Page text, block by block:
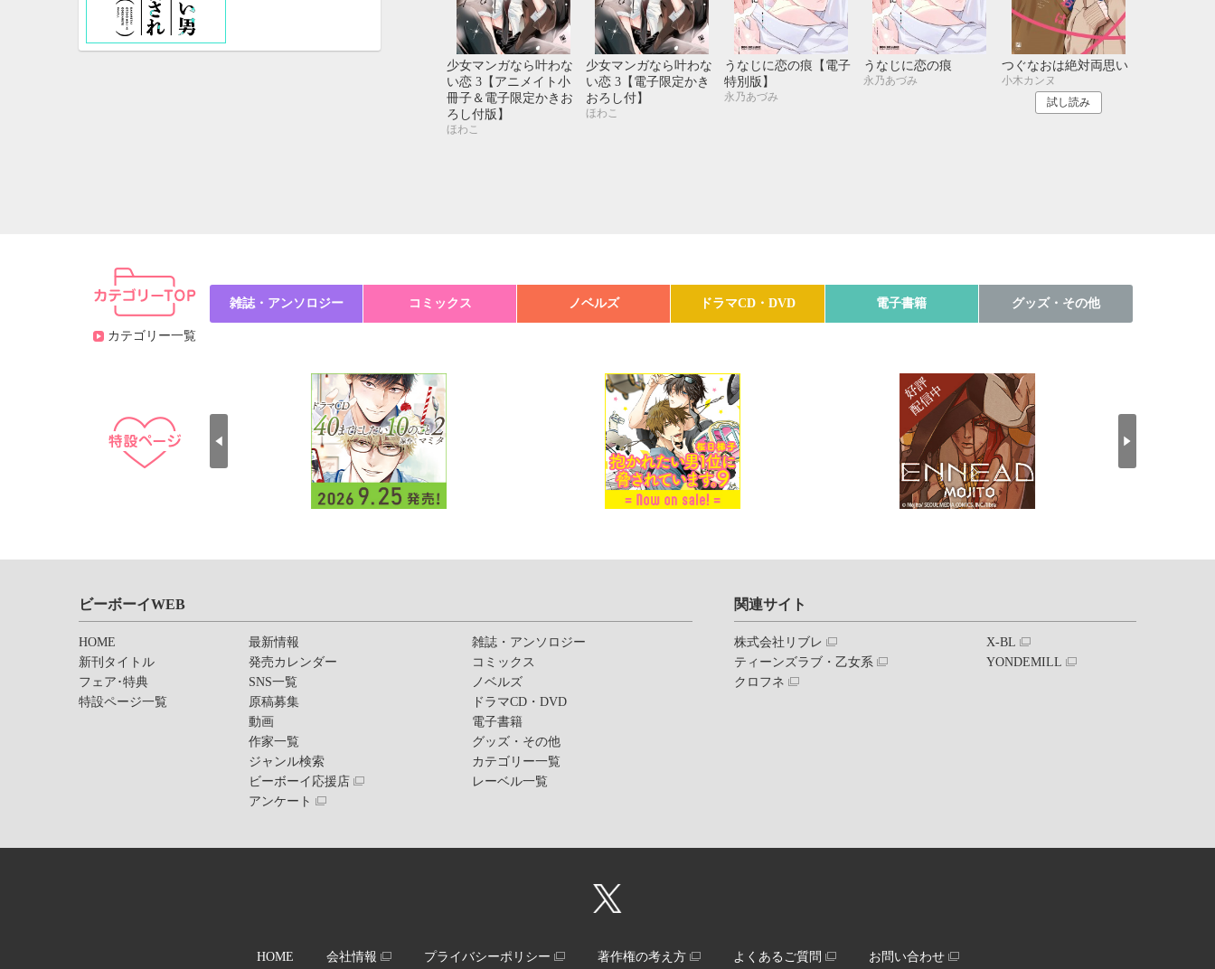
少女マンガなら叶わな
い恋 3【アニメイト小
冊子＆電子限定かきお
ろし付版】
ほわこ
少女マンガなら叶わな
い恋 3【電子限定かき
おろし付】
ほわこ
うなじに恋の痕【電子
特別版】
永乃あづみ
うなじに恋の痕
永乃あづみ
つぐなおは絶対両思い
小木カンヌ
試し読み
カテゴリー一覧
雑誌・アンソロジー コミックス ノベルズ ドラマCD・DVD 電子書籍 グッズ・その他
ビーボーイWEB
HOME
新刊タイトル
フェア･特典
特設ページ一覧
最新情報
発売カレンダー
SNS一覧
原稿募集
動画
作家一覧
ジャンル検索
ビーボーイ応援店
アンケート
雑誌・アンソロジー
コミックス
ノベルズ
ドラマCD・DVD
電子書籍
グッズ・その他
カテゴリー一覧
レーベル一覧
関連サイト
株式会社リブレ
ティーンズラブ・乙女系
クロフネ
X-BL
YONDEMILL
HOME 会社情報 プライバシーポリシー 著作権の考え方 よくあるご質問 お問い合わせ